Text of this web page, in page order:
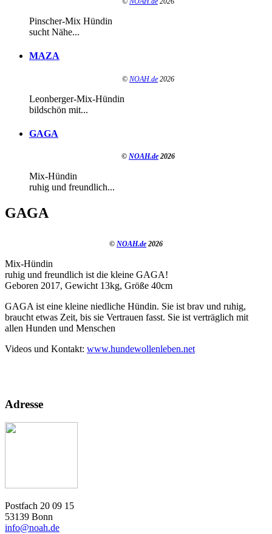
Pinscher-Mix Hündin
sucht Nähe...
MAZA
© NOAH.de 2026
Leonberger-Mix-Hündin
bildschön mit...
GAGA
© NOAH.de 2026
Mix-Hündin
ruhig und freundlich...
GAGA
© NOAH.de 2026
Mix-Hündin
ruhig und freundlich ist die kleine GAGA!
Geboren 2017, Gewicht 13kg, Größe 40cm
GAGA ist eine kleine niedliche Hündin. Sie ist brav und ruhig,
braucht etwas Zeit, bis sie Vertrauen fasst. Sie ist verträglich mit
allen Hunden und Menschen
Videos und Kontakt: www.hundewollenleben.net
Adresse
Postfach 20 09 15
53139 Bonn
info@noah.de